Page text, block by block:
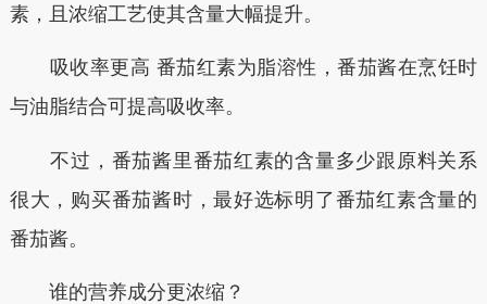
素，且浓缩工艺使其含量大幅提升。
吸收率更高 番茄红素为脂溶性，番茄酱在烹饪时
与油脂结合可提高吸收率。
不过，番茄酱里番茄红素的含量多少跟原料关系
很大，购买番茄酱时，最好选标明了番茄红素含量的
番茄酱。
谁的营养成分更浓缩？